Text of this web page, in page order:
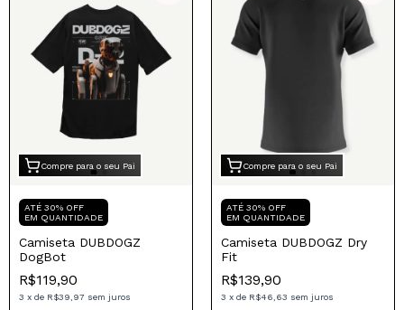
Compre para o seu Pai
ATÉ 30% OFF
EM QUANTIDADE
Camiseta DUBDOGZ
DogBot
R$119,90
3 x de R$39,97 sem juros
Compre para o seu Pai
ATÉ 30% OFF
EM QUANTIDADE
Camiseta DUBDOGZ Dry
Fit
R$139,90
3 x de R$46,63 sem juros